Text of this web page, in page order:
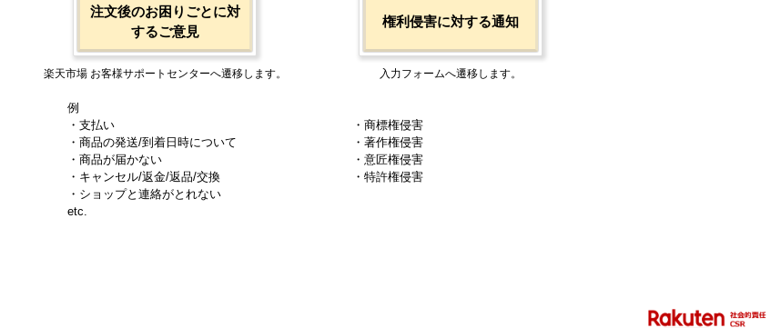
注文後のお困りごとに対
するご意見
楽天市場 お客様サポートセンターへ遷移します。
例
・支払い
・商品の発送/到着日時について
・商品が届かない
・キャンセル/返金/返品/交換
・ショップと連絡がとれない
etc.
権利侵害に対する通知
入力フォームへ遷移します。
・商標権侵害
・著作権侵害
・意匠権侵害
・特許権侵害